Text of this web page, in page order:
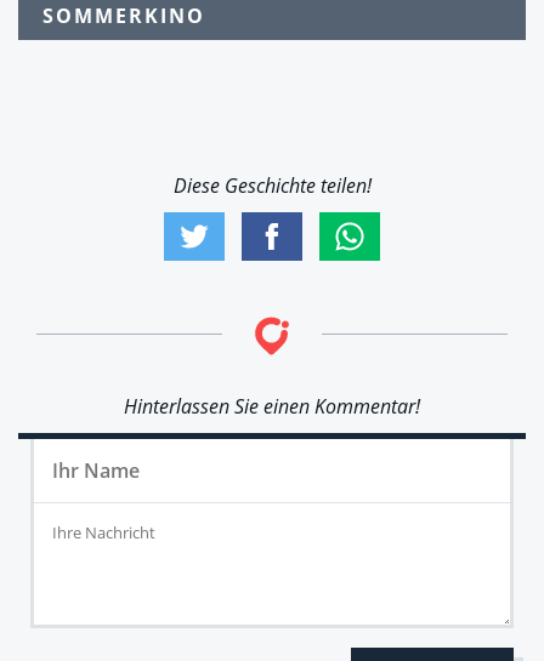
SOMMERKINO
Diese Geschichte teilen!
Hinterlassen Sie einen Kommentar!